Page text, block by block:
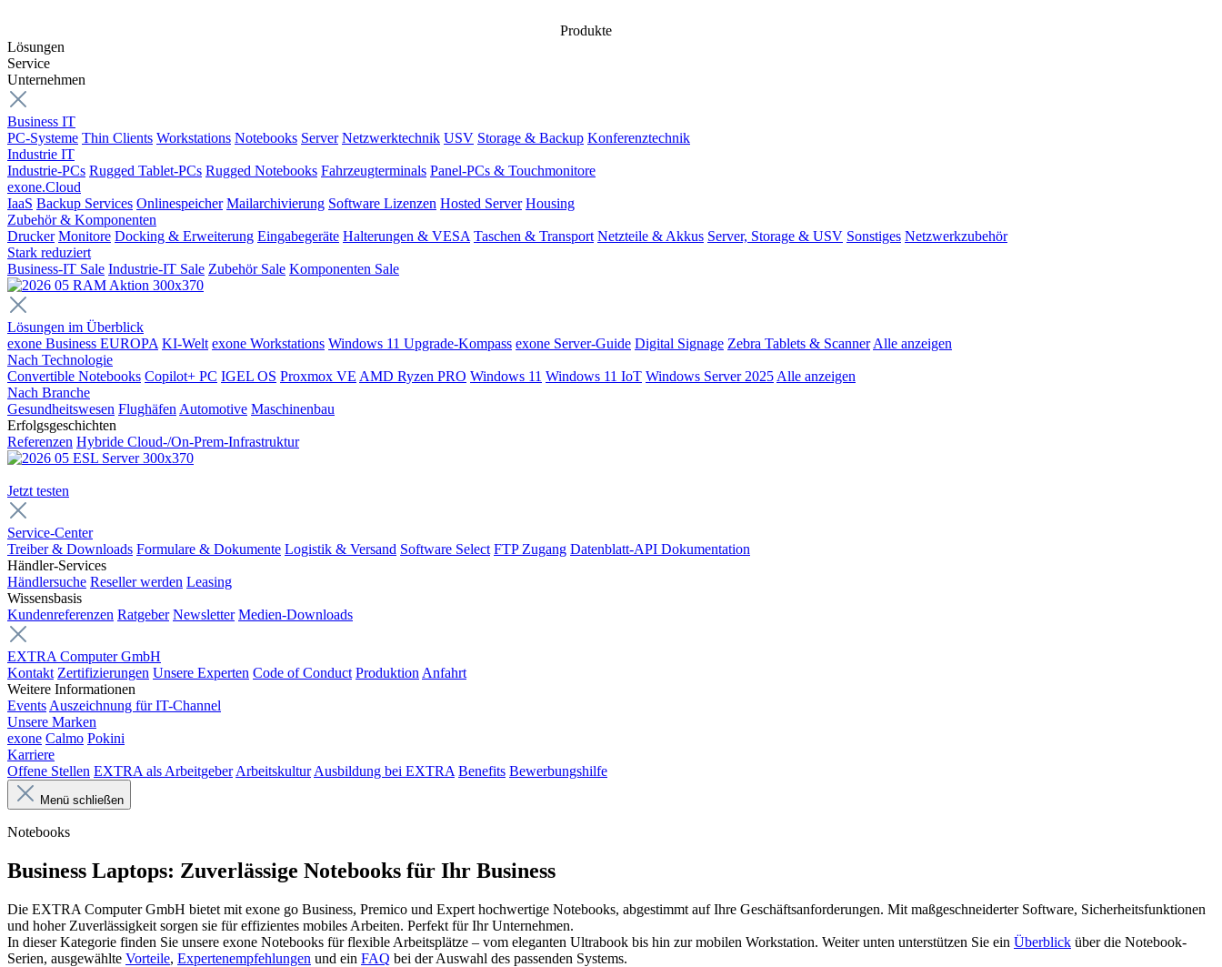
Produkte
Lösungen
Service
Unternehmen
Business IT
PC-Systeme Thin Clients Workstations Notebooks Server Netzwerktechnik USV Storage & Backup Konferenztechnik
Industrie IT
Industrie-PCs Rugged Tablet-PCs Rugged Notebooks Fahrzeugterminals Panel-PCs & Touchmonitore
exone.Cloud
IaaS Backup Services Onlinespeicher Mailarchivierung Software Lizenzen Hosted Server Housing
Zubehör & Komponenten
Drucker Monitore Docking & Erweiterung Eingabegeräte Halterungen & VESA Taschen & Transport Netzteile & Akkus Server, Storage & USV Sonstiges Netzwerkzubehör
Stark reduziert
Business-IT Sale Industrie-IT Sale Zubehör Sale Komponenten Sale
Lösungen im Überblick
exone Business EUROPA KI-Welt exone Workstations Windows 11 Upgrade-Kompass exone Server-Guide Digital Signage Zebra Tablets & Scanner Alle anzeigen
Nach Technologie
Convertible Notebooks Copilot+ PC IGEL OS Proxmox VE AMD Ryzen PRO Windows 11 Windows 11 IoT Windows Server 2025 Alle anzeigen
Nach Branche
Gesundheitswesen Flughäfen Automotive Maschinenbau
Erfolgsgeschichten
Referenzen Hybride Cloud-/On-Prem-Infrastruktur
Jetzt testen
Service-Center
Treiber & Downloads Formulare & Dokumente Logistik & Versand Software Select FTP Zugang Datenblatt-API Dokumentation
Händler-Services
Händlersuche Reseller werden Leasing
Wissensbasis
Kundenreferenzen Ratgeber Newsletter Medien-Downloads
EXTRA Computer GmbH
Kontakt Zertifizierungen Unsere Experten Code of Conduct Produktion Anfahrt
Weitere Informationen
Events Auszeichnung für IT-Channel
Unsere Marken
exone Calmo Pokini
Karriere
Offene Stellen EXTRA als Arbeitgeber Arbeitskultur Ausbildung bei EXTRA Benefits Bewerbungshilfe
Menü schließen
Notebooks
Business Laptops: Zuverlässige Notebooks für Ihr Business
Die EXTRA Computer GmbH bietet mit exone go Business, Premico und Expert hochwertige Notebooks, abgestimmt auf Ihre Geschäftsanforderungen. Mit maßgeschneiderter Software, Sicherheitsfunktionen
und hoher Zuverlässigkeit sorgen sie für effizientes mobiles Arbeiten. Perfekt für Ihr Unternehmen.
In dieser Kategorie finden Sie unsere exone Notebooks für flexible Arbeitsplätze – vom eleganten Ultrabook bis hin zur mobilen Workstation. Weiter unten unterstützen Sie ein Überblick über die Notebook-
Serien, ausgewählte Vorteile, Expertenempfehlungen und ein FAQ bei der Auswahl des passenden Systems.